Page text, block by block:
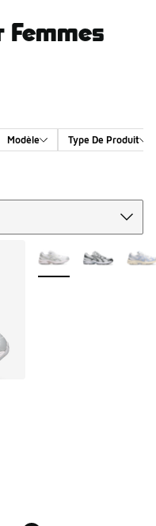
Femmes
Modèle Type De Produit
Plus de couleurs